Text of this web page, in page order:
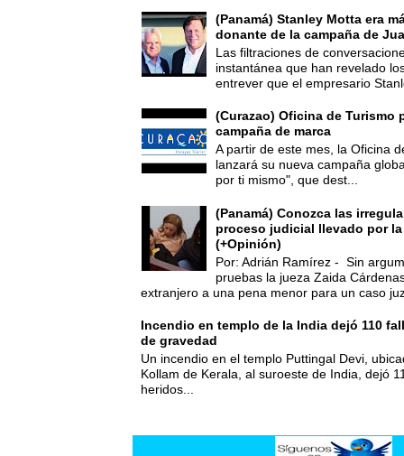
(Panamá) Stanley Motta era
donante de la campaña de
Las filtraciones de
instantánea que han revelado
entrever que el empresario
(Curazao) Oficina de Turismo
campaña de marca
A partir de este mes, la Oficina
lanzará su nueva campaña
por ti mismo", que dest...
(Panamá) Conozca las
proceso judicial llevado por
(+Opinión)
Por: Adrián Ramírez - Sin
pruebas la jueza Zaida
extranjero a una pena menor para un caso
Incendio en templo de la India dejó 110
de gravedad
Un incendio en el templo Puttingal Devi,
Kollam de Kerala, al suroeste de India, dejó
heridos...